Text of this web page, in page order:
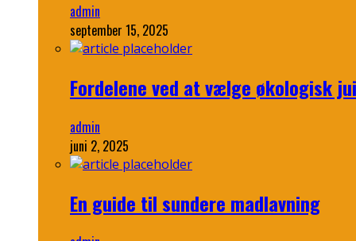
admin
september 15, 2025
Fordelene ved at vælge økologisk
admin
juni 2, 2025
En guide til sundere madlavning